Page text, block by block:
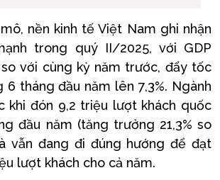
nền kinh tế Việt Nam ghi nhận
trong quý II/2025, với GDP
với cùng kỳ năm trước, đẩy tốc
tháng đầu năm lên 7,3%. Ngành
khi đón 9,2 triệu lượt khách quốc
đầu năm (tăng trưởng 21,3% so
vẫn đang đi đúng hướng để đạt
lượt khách cho cả năm.